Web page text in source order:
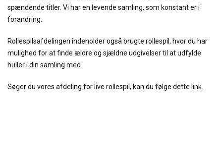
spændende titler. Vi har en levende samling, som konstant er i
forandring.
Rollespilsafdelingen indeholder også brugte rollespil, hvor du har
mulighed for at finde ældre og sjældne udgivelser til at udfylde
huller i din samling med.
Søger du vores afdeling for live rollespil, kan du følge dette link.